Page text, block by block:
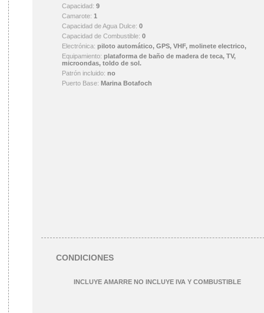
Capacidad: 9
Camarote: 1
Capacidad de Agua Dulce: 0
Capacidad de Combustible: 0
Electrónica: piloto automático, GPS, VHF, molinete electrico,
Equipamiento: plataforma de baño de madera de teca, TV,
microondas, toldo de sol.
Patrón incluido: no
Puerto Base: Marina Botafoch
CONDICIONES
INCLUYE AMARRE NO INCLUYE IVA Y COMBUSTIBLE